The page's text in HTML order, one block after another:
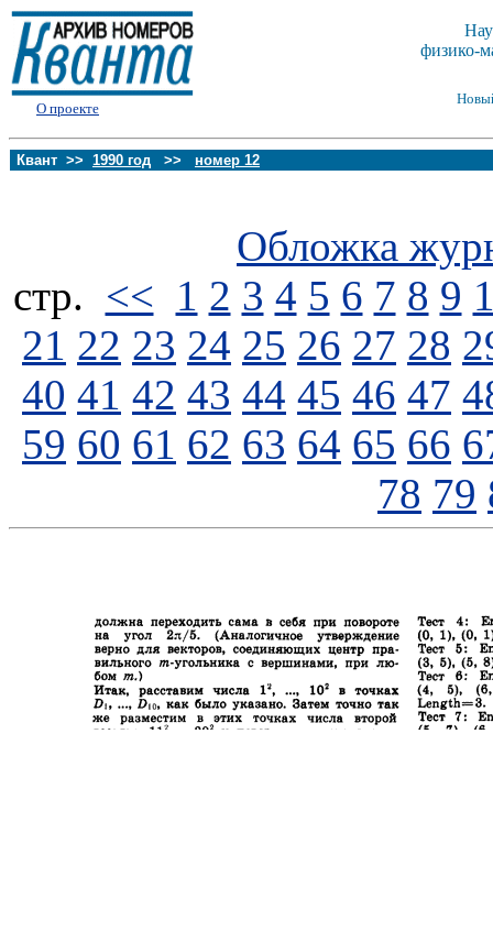
О проекте
физико-
Квант >> 1990 год >> номер 12
Обложка
стp. << 1 2 3 4 5 6 7 8 9
21 22 23 24 25 26 27 28
40 41 42 43 44 45 46 47
59 60 61 62 63 64 65 66
78 79